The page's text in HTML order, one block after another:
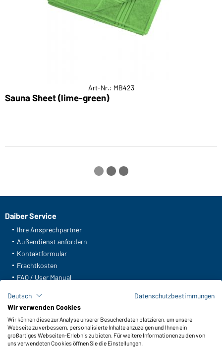
Art-Nr.: MB423
Sauna Sheet (lime-green)
Daiber Service
Ihre Ansprechpartner
Außendienst anfordern
Kontaktformular
Frachtkosten
FAQ / User Manual
Meldeportal nach Hinweisgeberschutz
Funktionen & Pflege
Produkteigenschaften
Deutsch
Datenschutzbestimmungen
Wir verwenden Cookies
Wir können diese zur Analyse unserer Besucherdaten platzieren, um unsere
Webseite zu verbessern, personalisierte Inhalte anzuzeigen und Ihnen ein
großartiges Webseiten-Erlebnis zu bieten. Für weitere Informationen zu den von
uns verwendeten Cookies öffnen Sie die Einstellungen.